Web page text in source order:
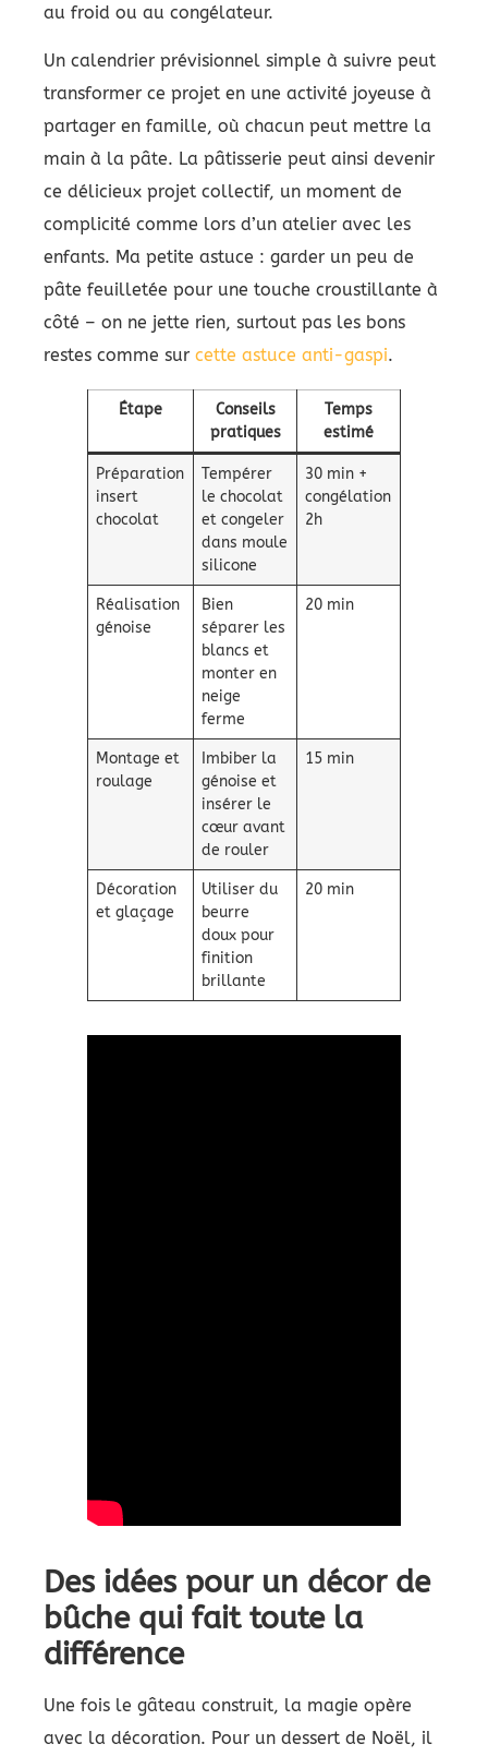
au froid ou au congélateur.
Un calendrier prévisionnel simple à suivre peut
transformer ce projet en une activité joyeuse à
partager en famille, où chacun peut mettre la
main à la pâte. La pâtisserie peut ainsi devenir
ce délicieux projet collectif, un moment de
complicité comme lors d’un atelier avec les
enfants. Ma petite astuce : garder un peu de
pâte feuilletée pour une touche croustillante à
côté – on ne jette rien, surtout pas les bons
restes comme sur cette astuce anti-gaspi.
Étape
Conseils
pratiques
Temps
estimé
Préparation
insert
chocolat
Tempérer
le chocolat
et congeler
dans moule
silicone
30 min +
congélation
2h
Réalisation
génoise
Bien
séparer les
blancs et
monter en
neige
ferme
20 min
Montage et
roulage
Imbiber la
génoise et
insérer le
cœur avant
de rouler
15 min
Décoration
et glaçage
Utiliser du
beurre
doux pour
finition
brillante
20 min
Des idées pour un décor de
bûche qui fait toute la
différence
Une fois le gâteau construit, la magie opère
avec la décoration. Pour un dessert de Noël, il